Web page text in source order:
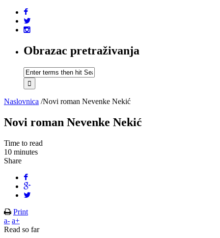
Obrazac pretraživanja
Naslovnica /Novi roman Nevenke Nekić
Novi roman Nevenke Nekić
Time to read
10 minutes
Share
Print
a- a+
Read so far